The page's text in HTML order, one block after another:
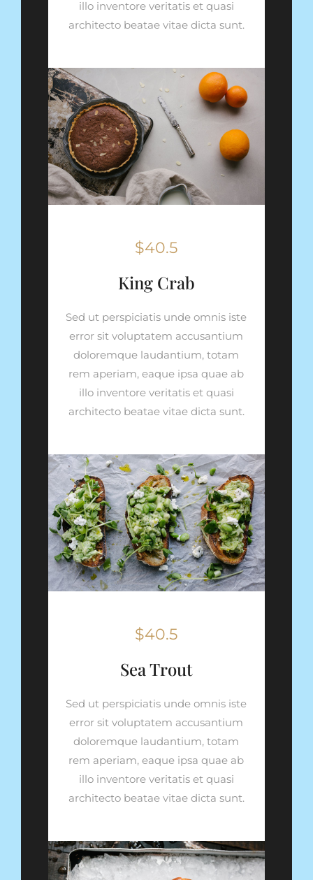
illo inventore veritatis et quasi
architecto beatae vitae dicta sunt.
$40.5
King Crab
Sed ut perspiciatis unde omnis iste
error sit voluptatem accusantium
doloremque laudantium, totam
rem aperiam, eaque ipsa quae ab
illo inventore veritatis et quasi
architecto beatae vitae dicta sunt.
$40.5
Sea Trout
Sed ut perspiciatis unde omnis iste
error sit voluptatem accusantium
doloremque laudantium, totam
rem aperiam, eaque ipsa quae ab
illo inventore veritatis et quasi
architecto beatae vitae dicta sunt.